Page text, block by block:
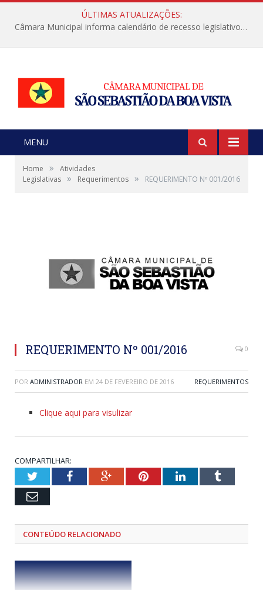
ÚLTIMAS ATUALIZAÇÕES:
Câmara Municipal informa calendário de recesso legislativo de julho
MENU
Home »
Atividades
Legislativas » Requerimentos » REQUERIMENTO Nº 001/2016
REQUERIMENTO Nº 001/2016 0
POR ADMINISTRADOR EM 24 DE FEVEREIRO DE 2016 REQUERIMENTOS
Clique aqui para visulizar
COMPARTILHAR:
TwitterFacebookGoogle+PinterestLinkedInTumblr
Email
CONTEÚDO RELACIONADO